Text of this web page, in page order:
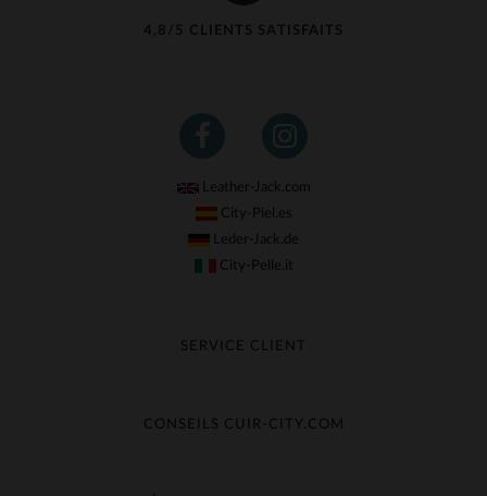
4,8/5 CLIENTS SATISFAITS
Leather-Jack.com
City-Piel.es
Leder-Jack.de
City-Pelle.it
SERVICE CLIENT
Échange & Remboursement
CONSEILS CUIR-CITY.COM